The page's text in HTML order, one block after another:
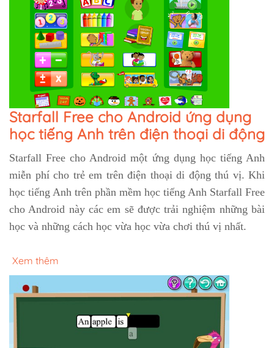
Starfall Free cho Android ứng dụng
học tiếng Anh trên điện thoại di động
Starfall Free cho Android một ứng dụng học tiếng Anh
miễn phí cho trẻ em trên điện thoại di động thú vị. Khi
học tiếng Anh trên phần mềm học tiếng Anh Starfall Free
cho Android này các em sẽ được trải nghiệm những bài
học và những cách học vừa học vừa chơi thú vị nhất.
Xem thêm